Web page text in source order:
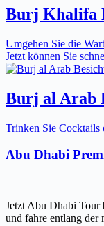
Burj Khalifa
Umgehen Sie die
Jetzt können Sie
Burj al Arab
Trinken Sie Cocktails
Abu Dhabi
Jetzt Abu Dhabi Tour
und fahre entlang der